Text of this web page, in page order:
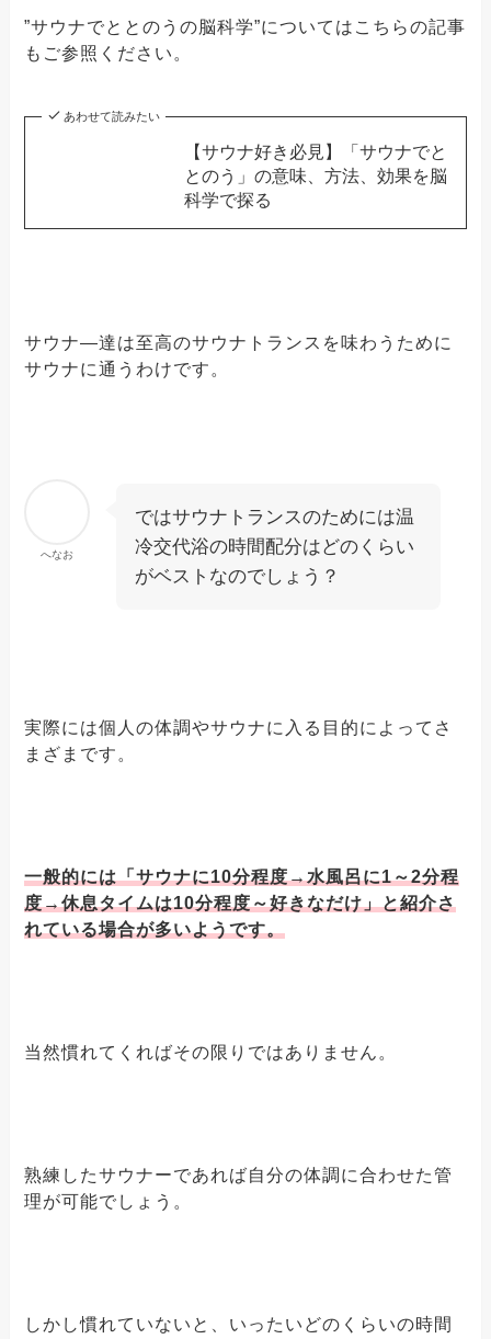
”サウナでととのうの脳科学”についてはこちらの記事
もご参照ください。
あわせて読みたい
【サウナ好き必見】「サウナでと
とのう」の意味、方法、効果を脳
科学で探る
サウナ―達は至高のサウナトランスを味わうために
サウナに通うわけです。
へなお
ではサウナトランスのためには温
冷交代浴の時間配分はどのくらい
がベストなのでしょう？
実際には個人の体調やサウナに入る目的によってさ
まざまです。
一般的には「サウナに10分程度→水風呂に1～2分程
度→休息タイムは10分程度～好きなだけ」と紹介さ
れている場合が多いようです。
当然慣れてくればその限りではありません。
熟練したサウナーであれば自分の体調に合わせた管
理が可能でしょう。
しかし慣れていないと、いったいどのくらいの時間